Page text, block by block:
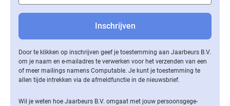
Door te klikken op inschrijven geef je toestemming aan Jaarbeurs B.V.
om je naam en e-mailadres te verwerken voor het verzenden van een
of meer mailings namens Computable. Je kunt je toestemming te
allen tijde intrekken via de af­meld­func­tie in de nieuwsbrief.
Wil je weten hoe Jaarbeurs B.V. omgaat met jouw per­soons­ge­ge­